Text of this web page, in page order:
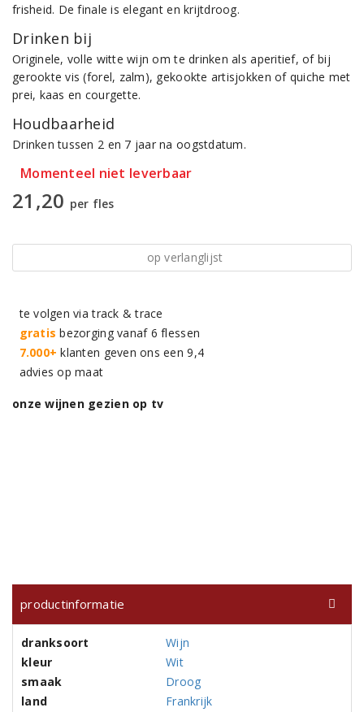
frisheid. De finale is elegant en krijtdroog.
Drinken bij
Originele, volle witte wijn om te drinken als aperitief, of bij
gerookte vis (forel, zalm), gekookte artisjokken of quiche met
prei, kaas en courgette.
Houdbaarheid
Drinken tussen 2 en 7 jaar na oogstdatum.
Momenteel niet leverbaar
21,20 per fles
op verlanglijst
te volgen via track & trace
gratis bezorging vanaf 6 flessen
7.000+ klanten geven ons een 9,4
advies op maat
onze wijnen gezien op tv
productinformatie
dranksoort
Wijn
kleur
Wit
smaak
Droog
land
Frankrijk